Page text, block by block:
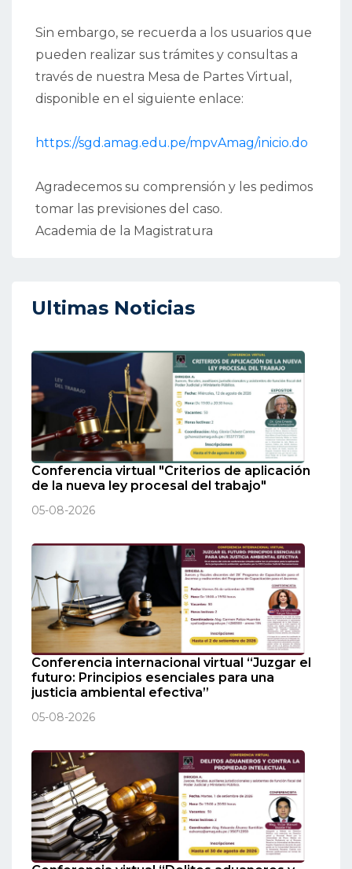
Sin embargo, se recuerda a los usuarios que
pueden realizar sus trámites y consultas a
través de nuestra Mesa de Partes Virtual,
disponible en el siguiente enlace:
https://sgd.amag.edu.pe/mpvAmag/inicio.do
Agradecemos su comprensión y les pedimos
tomar las previsiones del caso.
Academia de la Magistratura
Ultimas Noticias
Conferencia virtual "Criterios de aplicación
de la nueva ley procesal del trabajo"
05-08-2026
Conferencia internacional virtual “Juzgar el
futuro: Principios esenciales para una
justicia ambiental efectiva”
05-08-2026